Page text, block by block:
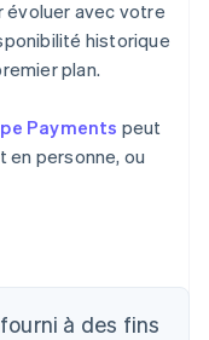
évoluer avec votre
historique
plan.
Payments peut
en personne, ou
à des fins